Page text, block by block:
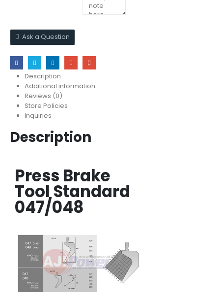
Ask a Question
Description
Additional information
Reviews (0)
Store Policies
Inquiries
Description
Press Brake
Tool Standard
047/048